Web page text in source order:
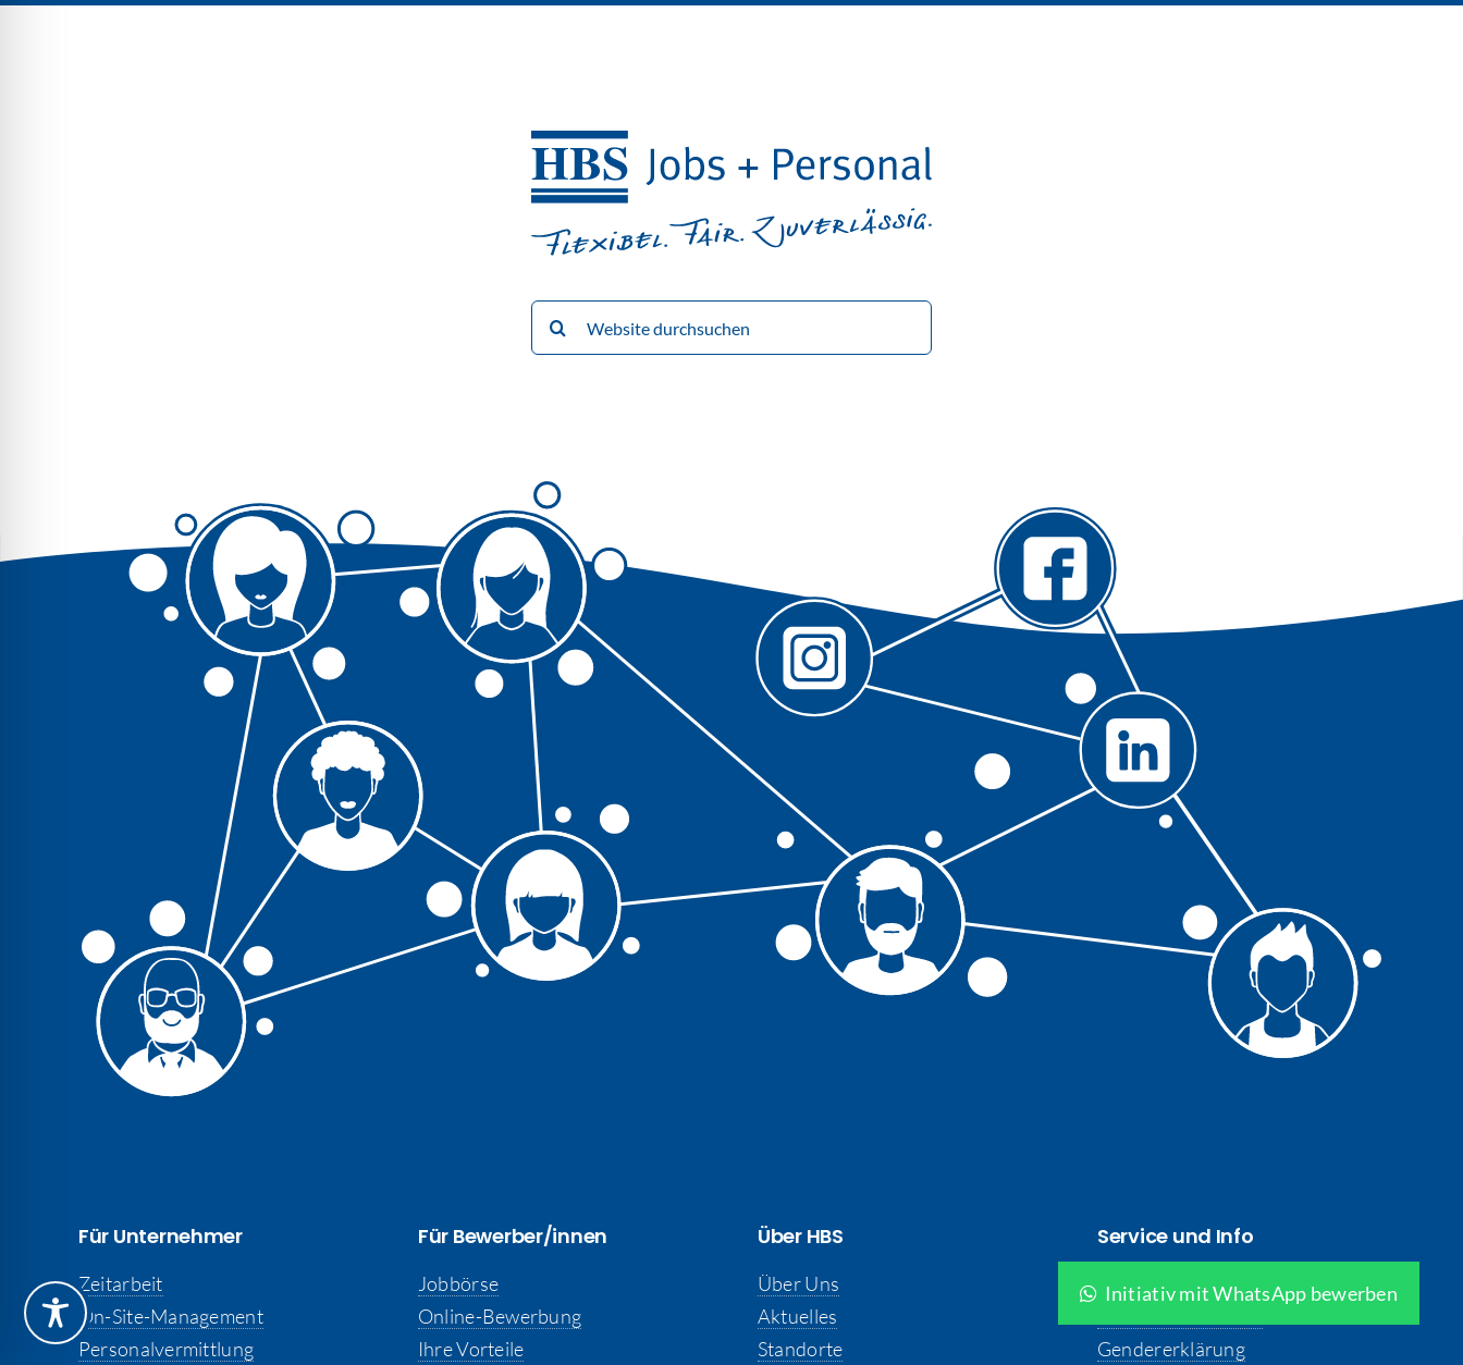
Suche
nach:
Für Unternehmer
Zeitarbeit
On-Site-Management
Personalvermittlung
Für Bewerber/innen
Jobbörse
Online-Bewerbung
Ihre Vorteile
Über HBS
Über Uns
Aktuelles
Standorte
Service und Info
Sozialmanagement
Gendererklärung
Initiativ mit WhatsApp bewerben